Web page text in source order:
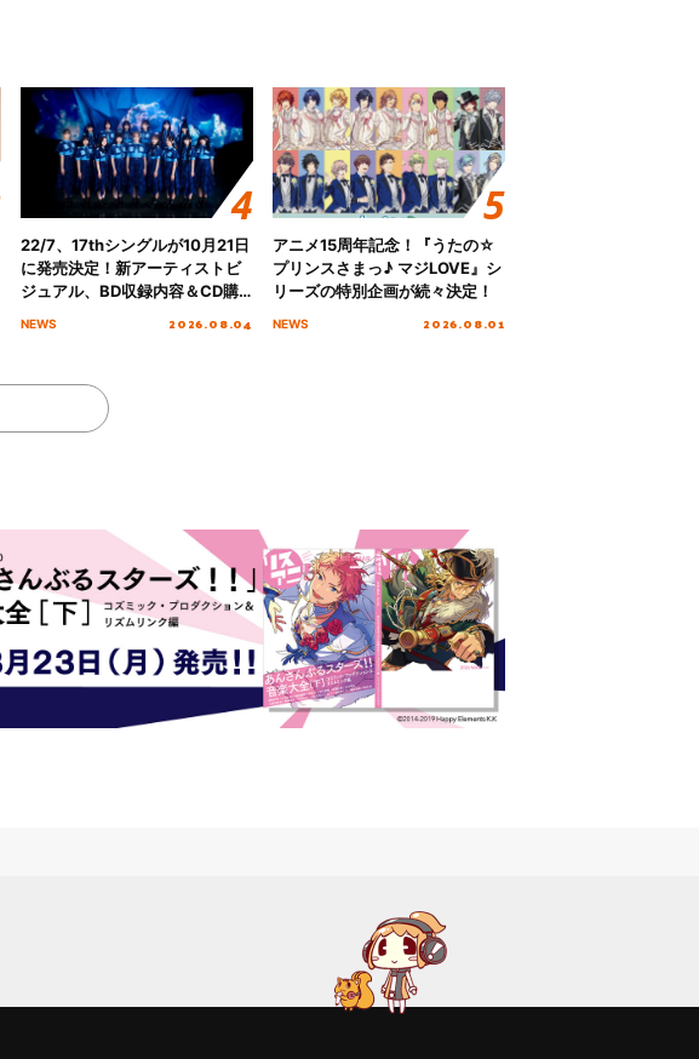
22/7、17thシングルが10月21日
に発売決定！新アーティストビ
ジュアル、BD収録内容＆CD購
NEWS 2026.08.04
アニメ15周年記念！『うたの☆
プリンスさまっ♪ マジLOVE』シ
リーズの特別企画が続々決定！
NEWS 2026.08.01